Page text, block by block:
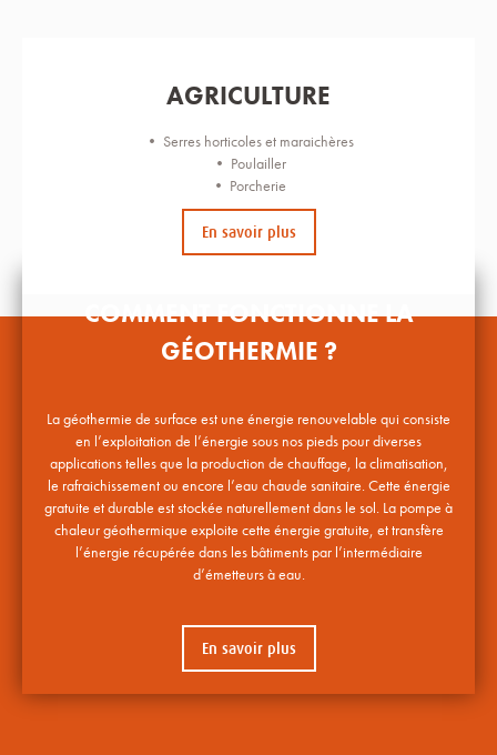
AGRICULTURE
• Serres horticoles et maraichères
• Poulailler
• Porcherie
En savoir plus
COMMENT FONCTIONNE LA
GÉOTHERMIE ?​
La géothermie de surface est une énergie renouvelable qui consiste
en l’exploitation de l’énergie sous nos pieds pour diverses
applications telles que la production de chauffage, la climatisation,
le rafraichissement ou encore l’eau chaude sanitaire. Cette énergie
gratuite et durable est stockée naturellement dans le sol. La pompe à
chaleur géothermique exploite cette énergie gratuite, et transfère
l’énergie récupérée dans les bâtiments par l’intermédiaire
d’émetteurs à eau.
En savoir plus